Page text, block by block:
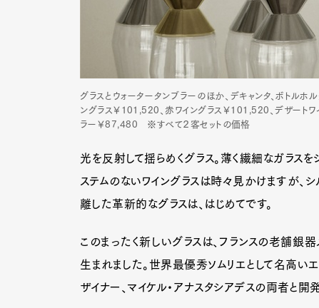
グラスとウォータータンブラーのほか、デキャンタ、ボトル
ングラス￥101,520、赤ワイングラス￥101,520、デザート
ラー￥87,480 ※すべて２客セットの価格
光を反射して揺らめくグラス。薄く繊細なガラス
ステムのないワイングラスは時々見かけますが、
離した革新的なグラスは、はじめてです。
このまったく新しいグラスは、フランスの老舗銀器
生まれました。世界最優秀ソムリエとして名高い
ザイナー、マイケル・アナスタシアデスの両者と開